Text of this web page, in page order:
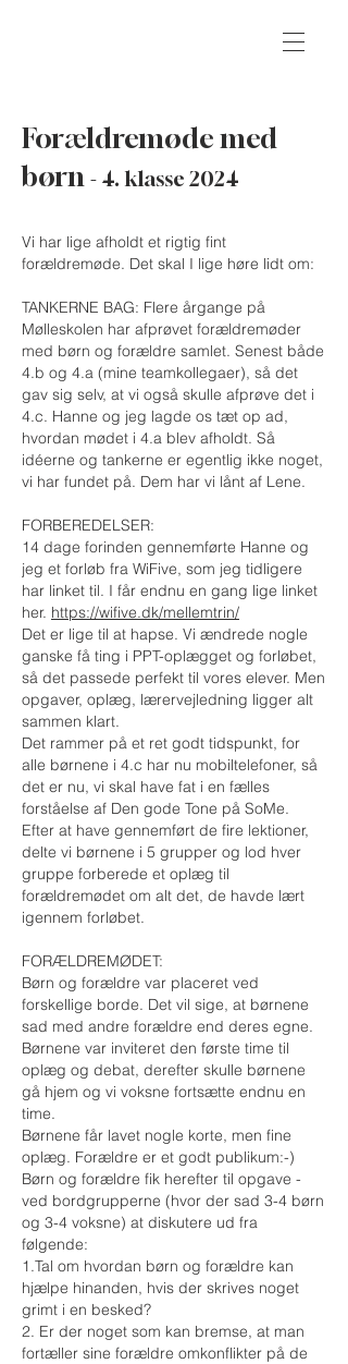
Forældremøde med
børn - 4. klasse 2024
Vi har lige afholdt et rigtig fint
forældremøde. Det skal I lige høre lidt om:
TANKERNE BAG: Flere årgange på
Mølleskolen har afprøvet forældremøder
med børn og forældre samlet. Senest både
4.b og 4.a (mine teamkollegaer), så det
gav sig selv, at vi også skulle afprøve det i
4.c. Hanne og jeg lagde os tæt op ad,
hvordan mødet i 4.a blev afholdt. Så
idéerne og tankerne er egentlig ikke noget,
vi har fundet på. Dem har vi lånt af Lene.
FORBEREDELSER:
14 dage forinden gennemførte Hanne og
jeg et forløb fra WiFive, som jeg tidligere
har linket til. I får endnu en gang lige linket
her. https://wifive.dk/mellemtrin/
Det er lige til at hapse. Vi ændrede nogle
ganske få ting i PPT-oplægget og forløbet,
så det passede perfekt til vores elever. Men
opgaver, oplæg, lærervejledning ligger alt
sammen klart.
Det rammer på et ret godt tidspunkt, for
alle børnene i 4.c har nu mobiltelefoner, så
det er nu, vi skal have fat i en fælles
forståelse af Den gode Tone på SoMe.
Efter at have gennemført de fire lektioner,
delte vi børnene i 5 grupper og lod hver
gruppe forberede et oplæg til
forældremødet om alt det, de havde lært
igennem forløbet.
FORÆLDREMØDET:
Børn og forældre var placeret ved
forskellige borde. Det vil sige, at børnene
sad med andre forældre end deres egne.
Børnene var inviteret den første time til
oplæg og debat, derefter skulle børnene
gå hjem og vi voksne fortsætte endnu en
time.
Børnene får lavet nogle korte, men fine
oplæg. Forældre er et godt publikum:-)
Børn og forældre fik herefter til opgave -
ved bordgrupperne (hvor der sad 3-4 børn
og 3-4 voksne) at diskutere ud fra
følgende:
​1.Tal om hvordan børn og forældre kan
hjælpe hinanden, hvis der skrives noget
grimt i en besked? ​
2. Er der noget som kan bremse, at man
fortæller sine forældre om​konflikter på de